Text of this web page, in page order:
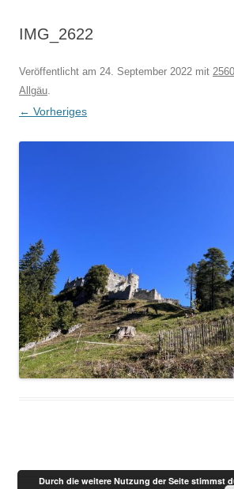
IMG_2622
Veröffentlicht am 24. September 2022 mit
Allgäu
← Vorheriges
Durch die weitere Nutzung der Seite stimmst